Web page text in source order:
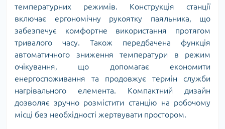
температурних режимів. Конструкція станції
включає ергономічну рукоятку паяльника, що
забезпечує комфортне використання протягом
тривалого часу. Також передбачена функція
автоматичного зниження температури в режим
очікування, що допомагає економити
енергоспоживання та продовжує термін служби
нагрівального елемента. Компактний дизайн
дозволяє зручно розмістити станцію на робочому
місці без необхідності жертвувати простором.